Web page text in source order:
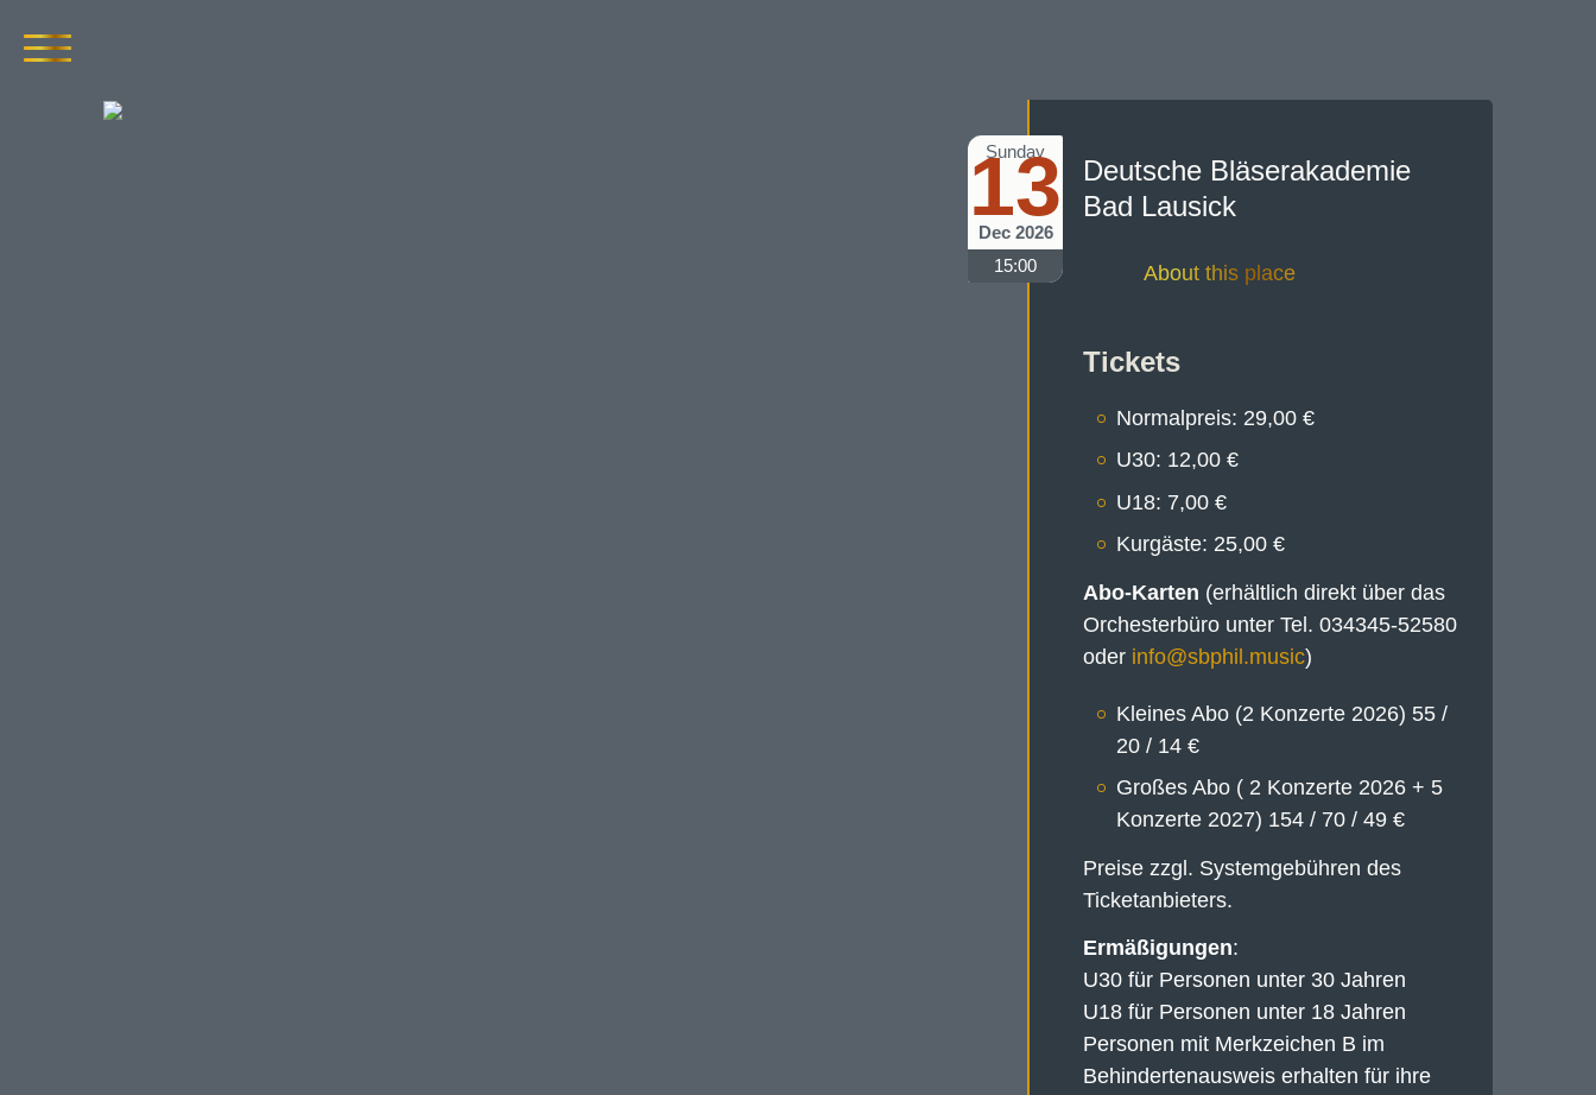
Sunday
13
Dec 2026
15:00
Deutsche Bläserakademie
Bad Lausick
About this place
Tickets
Normalpreis: 29,00 €
U30: 12,00 €
U18: 7,00 €
Kurgäste: 25,00 €
Abo-Karten (erhältlich direkt über das
Orchesterbüro unter Tel. 034345-52580
oder
)
Kleines Abo (2 Konzerte 2026) 55 /
20 / 14 €
Großes Abo ( 2 Konzerte 2026 + 5
Konzerte 2027) 154 / 70 / 49 €
Preise zzgl. Systemgebühren des
Ticketanbieters.
Ermäßigungen:
U30 für Personen unter 30 Jahren
U18 für Personen unter 18 Jahren
Personen mit Merkzeichen B im
Behindertenausweis erhalten für ihre